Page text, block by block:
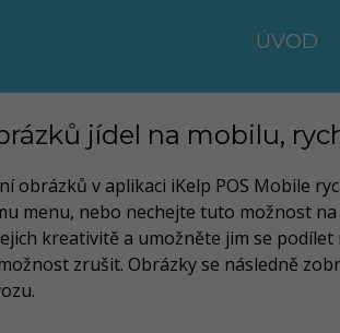
ÚVOD
jídel na mobilu,
v aplikaci iKelp POS Mobile
menu, nebo nechejte tuto možnost
kreativitě a umožněte jim se podílet
zrušit. Obrázky se následně